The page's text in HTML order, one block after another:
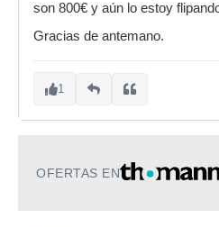
son 800€ y aún lo estoy
Gracias de antemano.
1
OFERTAS EN